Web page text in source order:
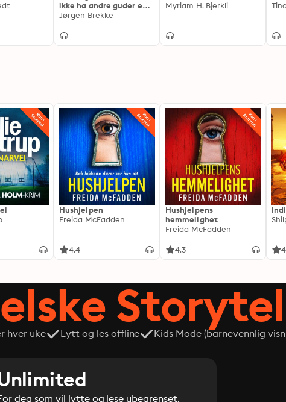
ikke ha andre guder enn
meg
Jørgen Brekke
Myriam H. Bjerkli
Hushjelpen
Freida McFadden
4.4
Hushjelpens
hemmelighet
Freida McFadden
4.3
hver uke Lytt og les offline Kids Mode (barnevennlig
deg som vil lytte og lese ubegrenset.